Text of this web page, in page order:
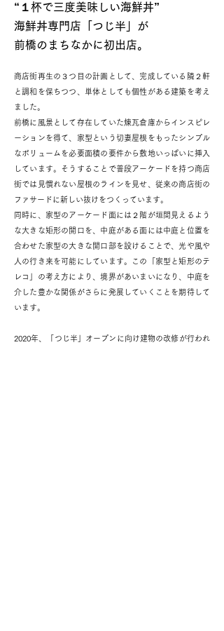
“１杯で三度美味しい海鮮丼”
海鮮丼専門店「つじ半」が
前橋のまちなかに初出店。
商店街再生の３つ目の計画として、完成している隣２軒
と調和を保ちつつ、単体としても個性がある建築を考え
ました。
前橋に風景として存在していた煉瓦倉庫からインスピレ
ーションを得て、家型という切妻屋根をもったシンプル
なボリュームを必要面積の要件から敷地いっぱいに挿入
しています。そうすることで普段アーケードを持つ商店
街では見慣れない屋根のラインを見せ、従来の商店街の
ファサードに新しい抜けをつくっています。
同時に、家型のアーケード面には２階が垣間見えるよう
な大きな矩形の開口を、中庭がある面には中庭と位置を
合わせた家型の大きな開口部を設けることで、光や風や
人の行き来を可能にしています。この「家型と矩形のテ
レコ」の考え方により、境界があいまいになり、中庭を
介した豊かな関係がさらに発展していくことを期待して
います。
2020年、「つじ半」オープンに向け建物の改修が行われ